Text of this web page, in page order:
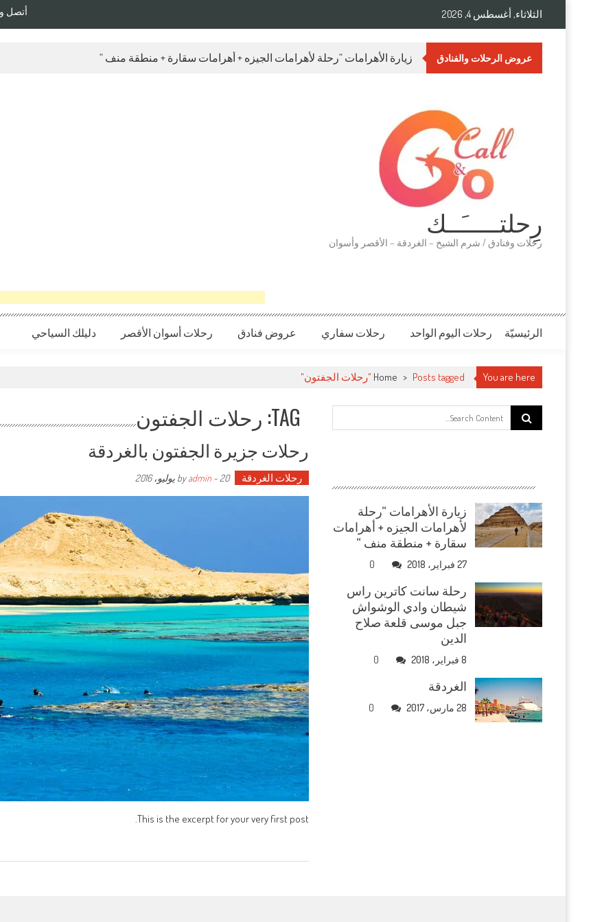
الثلاثاء, أغسطس 4, 2026 أتصل وأحجز
عروض الرحلات والفنادق زيارة الأهرامات “رحلة لأهرامات الجيزه + أهرامات سقارة + منطقة منف “
رِحلتـــــَــك
رحلات وفنادق / شرم الشيخ – الغردقة – الأقصر وأسوان
الرئيسيّة رحلات اليوم الواحد رحلات سفاري عروض فنادق رحلات أسوان الأقصر دليلك السياحي
You are here
Home > Posts tagged "رحلات الجفتون"
TAG: رحلات الجفتون
رحلات جزيرة الجفتون بالغردقة
رحلات الغردقة by
admin - 20 يوليو، 2016
This is the excerpt for your very first post.
Search for:
زيارة الأهرامات “رحلة
لأهرامات الجيزه + أهرامات
سقارة + منطقة منف “
27 فبراير، 2018 0
رحلة سانت كاترين راس
شيطان وادي الوشواش
جبل موسى قلعة صلاح
الدين
8 فبراير، 2018 0
الغردقة
28 مارس، 2017 0